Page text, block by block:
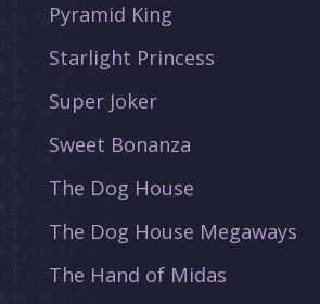
Pyramid King
Starlight Princess
Super Joker
Sweet Bonanza
The Dog House
The Dog House Megaways
The Hand of Midas